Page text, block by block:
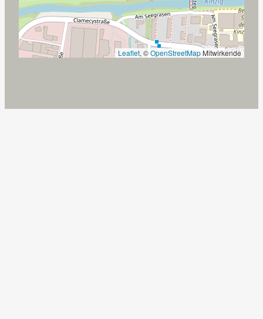
Leaflet, ©OpenStreetMapMitwirkende